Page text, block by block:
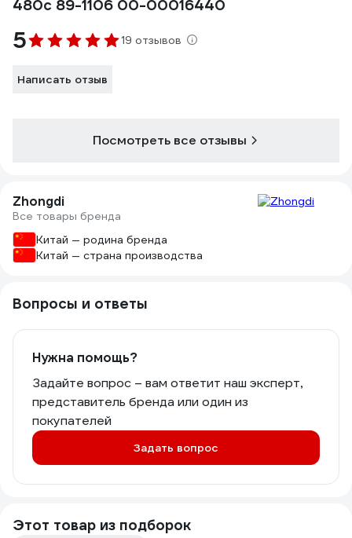
480с 89-1106 00-00016440
5 19 отзывов
Написать отзыв
Посмотреть все отзывы
Zhongdi
Все товары бренда
Китай — родина бренда
Китай — страна производства
Вопросы и ответы
Нужна помощь?
Задайте вопрос – вам ответит наш эксперт,
представитель бренда или один из
покупателей
Задать вопрос
Этот товар из подборок